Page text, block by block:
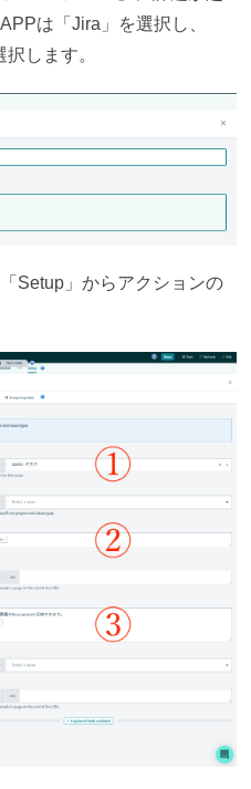
は「Jira」を選択し、
します。
Setup」からアクションの